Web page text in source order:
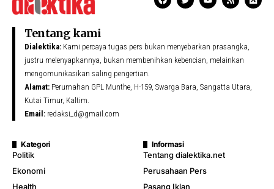
Tentang kami
Dialektika: Kami percaya tugas pers bukan menyebarkan prasangka,
justru melenyapkannya, bukan membenihkan kebencian, melainkan
mengomunikasikan saling pengertian.
Alamat: Perumahan GPL Munthe, H-159, Swarga Bara, Sangatta Utara,
Kutai Timur, Kaltim.
Email: redaksi_d@gmail.com
Kategori
Politik
Ekonomi
Health
Informasi
Tentang dialektika.net
Perusahaan Pers
Pasang Iklan